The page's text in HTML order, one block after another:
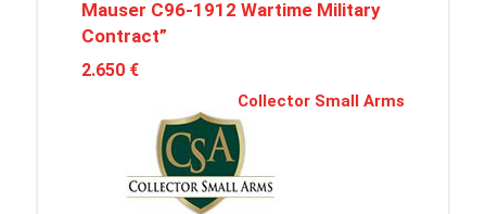
Mauser C96-1912 Wartime Military
Contract”
2.650 €
Collector Small Arms